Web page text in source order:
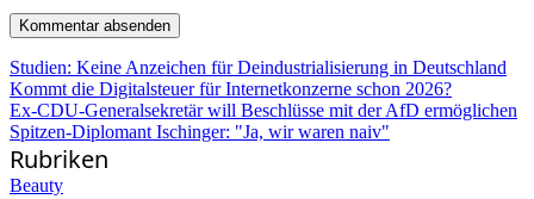
Studien: Keine Anzeichen für Deindustrialisierung in Deutschland
Kommt die Digitalsteuer für Internetkonzerne schon 2026?
Ex-CDU-Generalsekretär will Beschlüsse mit der AfD ermöglichen
Spitzen-Diplomant Ischinger: "Ja, wir waren naiv"
Rubriken
Beauty